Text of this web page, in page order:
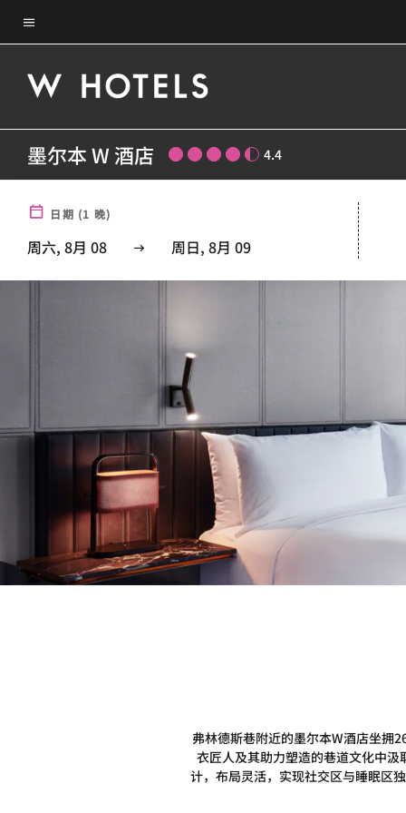
Skip
to
content
菜单文本
墨尔本 W 酒店 4.4
日期 (1 晚)
周六, 8月 08 周日, 8月 09
弗林德斯巷附近的墨尔本W酒店坐拥
衣匠人及其助力塑造的巷道文化中
计，布局灵活，实现社交区与睡眠区